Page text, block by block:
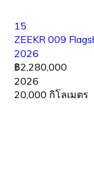
15
ZEEKR 009
2026
฿2,280,000
2026
20,000 กิโลเมตร